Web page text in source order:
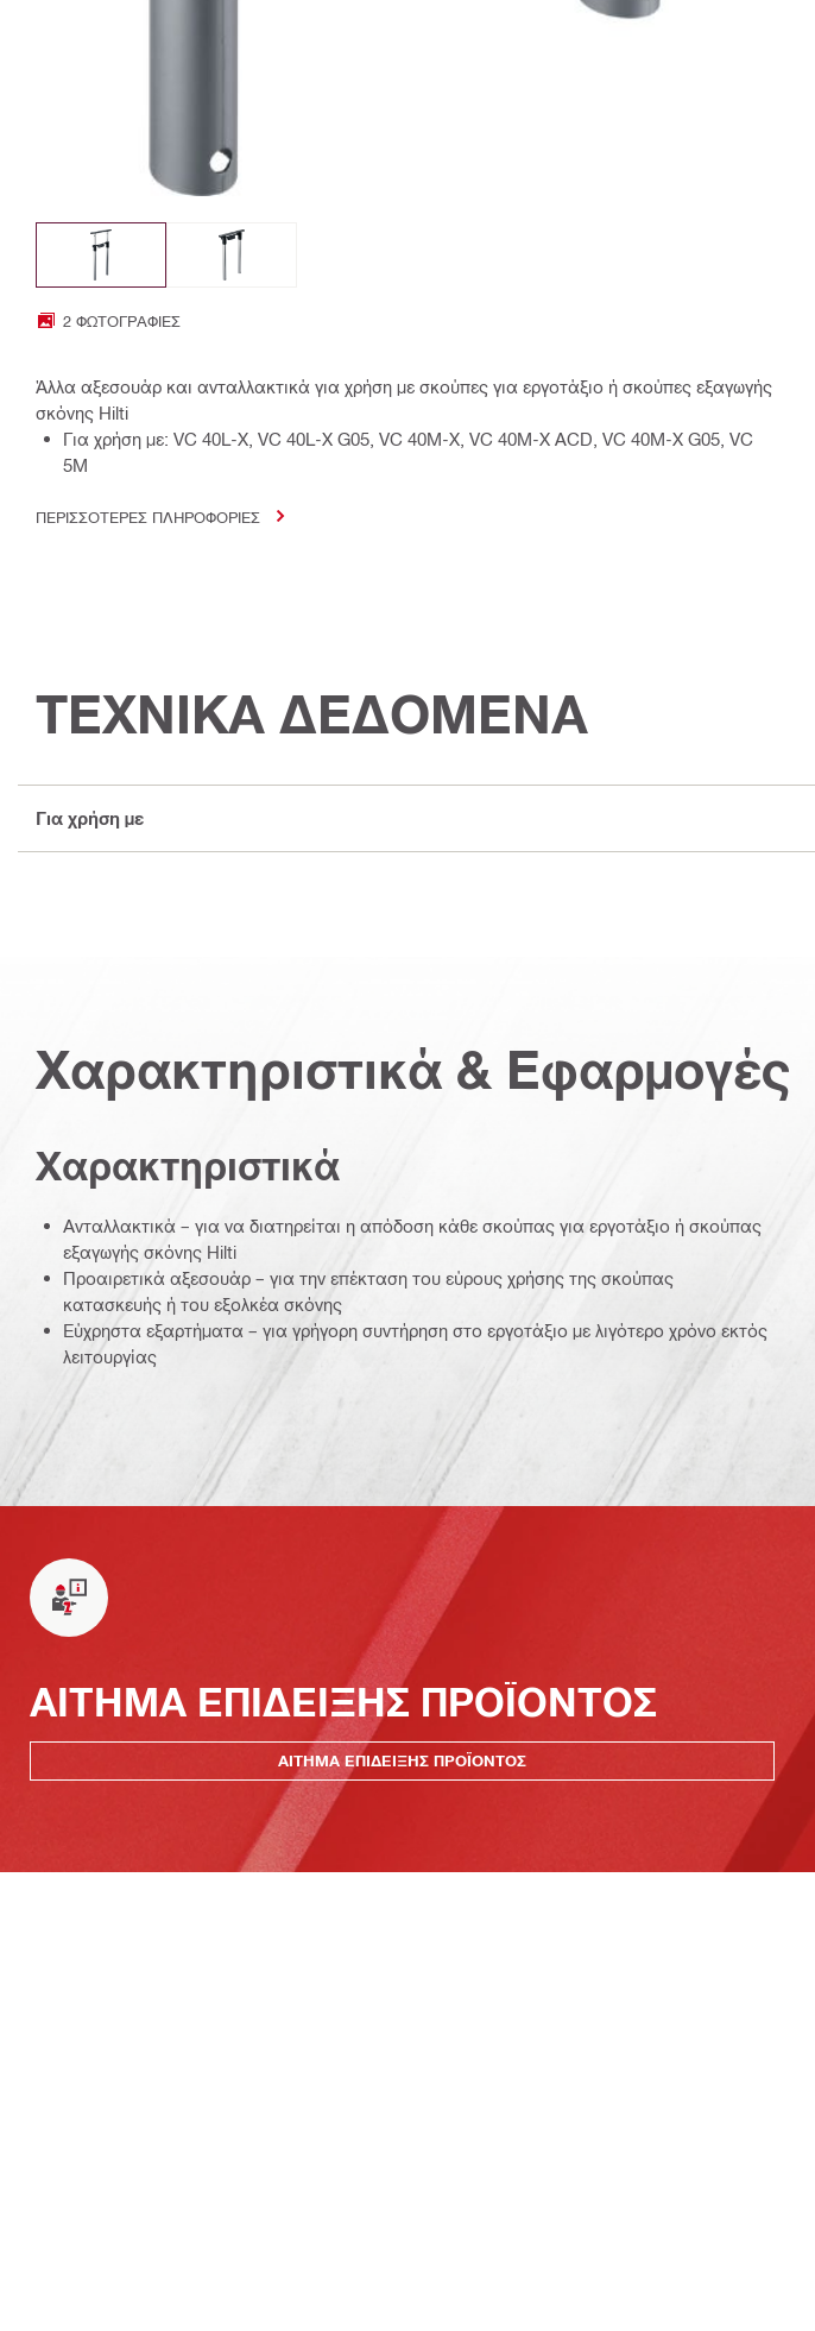
2 ΦΩΤΟΓΡΑΦΊΕΣ
Άλλα αξεσουάρ και ανταλλακτικά για χρήση με σκούπες για εργοτάξιο ή σκούπες εξαγωγής
σκόνης Hilti
Για χρήση με: VC 40L-X, VC 40L-X G05, VC 40M-X, VC 40M-X ACD, VC 40M-X G05, VC
5M
ΠΕΡΙΣΣΟΤΕΡΕΣ ΠΛΗΡΟΦΟΡΙΕΣ
ΤΕΧΝΙΚΑ ΔΕΔΟΜΕΝΑ
Για χρήση με
Χαρακτηριστικά & Εφαρμογές
Χαρακτηριστικά
Ανταλλακτικά – για να διατηρείται η απόδοση κάθε σκούπας για εργοτάξιο ή σκούπας
εξαγωγής σκόνης Hilti
Προαιρετικά αξεσουάρ – για την επέκταση του εύρους χρήσης της σκούπας
κατασκευής ή του εξολκέα σκόνης
Εύχρηστα εξαρτήματα – για γρήγορη συντήρηση στο εργοτάξιο με λιγότερο χρόνο εκτός
λειτουργίας
ΑΙΤΗΜΑ ΕΠΙΔΕΙΞΗΣ ΠΡΟΪΟΝΤΟΣ
ΑΙΤΗΜΑ ΕΠΙΔΕΙΞΗΣ ΠΡΟΪΟΝΤΟΣ